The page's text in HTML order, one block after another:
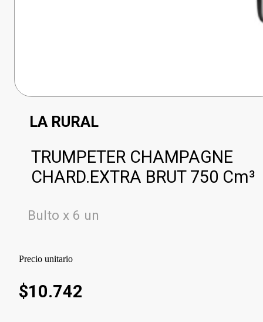
LA RURAL
TRUMPETER CHAMPAGNE
CHARD.EXTRA BRUT 750 Cm³
Bulto x 6 un
Precio unitario
$10.742